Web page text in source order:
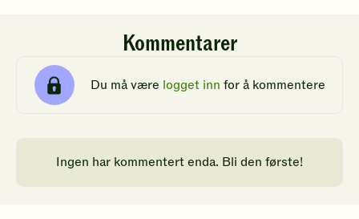
Kommentarer
Du må være logget inn for å kommentere
Ingen har kommentert enda. Bli den første!